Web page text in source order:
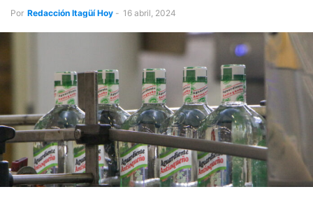
Por Redacción Itagüí Hoy - 16 abril, 2024